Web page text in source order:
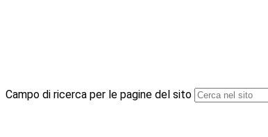
Campo di ricerca per le pagine del sito